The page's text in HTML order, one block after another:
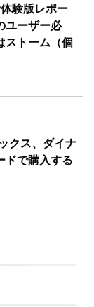
験版レポー
ユーザー必
ストーム（個
クス、ダイナ
ドで購入する